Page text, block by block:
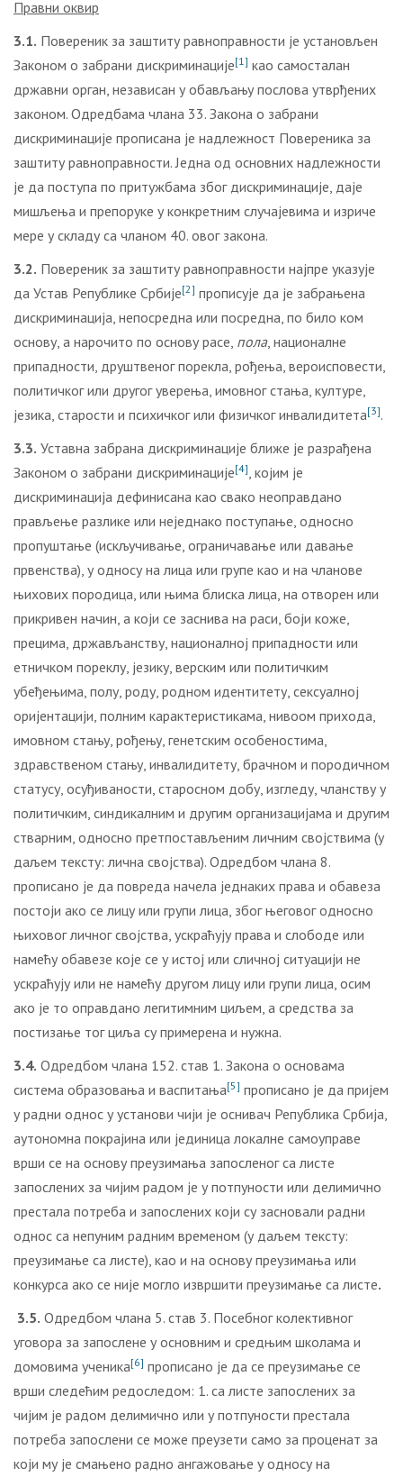
Правни оквир
3.1. Повереник за заштиту равноправности је установљен
Законом о забрани дискриминације[1] као самосталан
државни орган, независан у обављању послова утврђених
законом. Одредбама члана 33. Закона о забрани
дискриминације прописана је надлежност Повереника за
заштиту равноправности. Једна од основних надлежности
је да поступа по притужбама због дискриминације, даје
мишљења и препоруке у конкретним случајевима и изриче
мере у складу са чланом 40. овог закона.
3.2. Повереник за заштиту равноправности најпре указује
да Устав Републике Србије[2] прописује да је забрањена
дискриминација, непосредна или посредна, по било ком
основу, а нарочито по основу расе, пола, националне
припадности, друштвеног порекла, рођења, вероисповести,
политичког или другог уверења, имовног стања, културе,
језика, старости и психичког или физичког инвалидитета[3].
3.3. Уставна забрана дискриминације ближе је разрађена
Законом о забрани дискриминације[4], којим је
дискриминација дефинисана као свако неоправдано
прављење разлике или неједнако поступање, односно
пропуштање (искључивање, ограничавање или давање
првенства), у односу на лица или групе као и на чланове
њихових породица, или њима блиска лица, на отворен или
прикривен начин, а који се заснива на раси, боји коже,
прецима, држављанству, националној припадности или
етничком пореклу, језику, верским или политичким
убеђењима, полу, роду, родном идентитету, сексуалној
оријентацији, полним карактеристикама, нивоом прихода,
имовном стању, рођењу, генетским особеностима,
здравственом стању, инвалидитету, брачном и породичном
статусу, осуђиваности, старосном добу, изгледу, чланству у
политичким, синдикалним и другим организацијама и другим
стварним, односно претпостављеним личним својствима (у
даљем тексту: лична својства). Одредбом члана 8.
прописано је да повреда начела једнаких права и обавеза
постоји ако се лицу или групи лица, због његовог односно
њиховог личног својства, ускраћују права и слободе или
намећу обавезе које се у истој или сличној ситуацији не
ускраћују или не намећу другом лицу или групи лица, осим
ако је то оправдано легитимним циљем, а средства за
постизање тог циља су примерена и нужна.
3.4. Одредбом члана 152. став 1. Закона о основама
система образовања и васпитања[5] прописано је да пријем
у радни однос у установи чији је оснивач Република Србија,
аутономна покрајина или јединица локалне самоуправе
врши се на основу преузимања запосленог са листе
запослених за чијим радом је у потпуности или делимично
престала потреба и запослених који су засновали радни
однос са непуним радним временом (у даљем тексту:
преузимање са листе), као и на основу преузимања или
конкурса ако се није могло извршити преузимање са листе.
3.5. Одредбом члана 5. став 3. Посебног колективног
уговора за запослене у основним и средњим школама и
домовима ученика[6] прописано је да се преузимање се
врши следећим редоследом: 1. са листе запослених за
чијим је радом делимично или у потпуности престала
потреба запослени се може преузети само за проценат за
који му је смањено радно ангажовање у односу на